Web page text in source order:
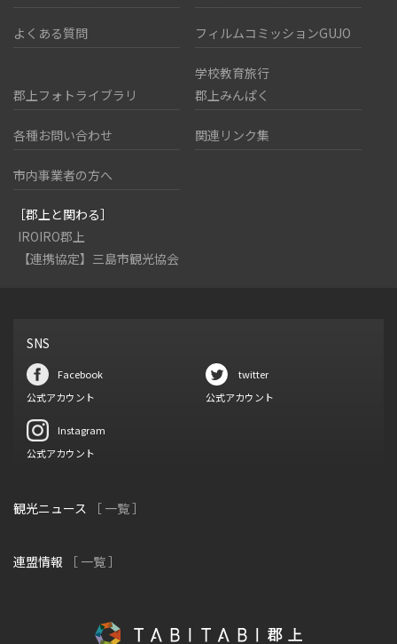
よくある質問 フィルムコミッションGUJO
郡上フォトライブラリ
学校教育旅行
郡上みんぱく
各種お問い合わせ 関連リンク集
市内事業者の方へ
［郡上と関わる］
IROIRO郡上
【連携協定】三島市観光協会
SNS
Facebook
公式アカウント
twitter
公式アカウント
Instagram
公式アカウント
観光ニュース ［ 一覧 ］
連盟情報 ［ 一覧 ］